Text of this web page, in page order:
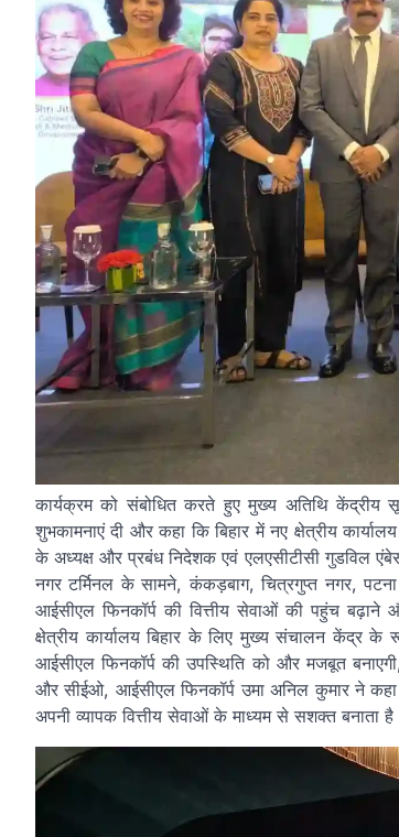
कार्यक्रम को संबोधित करते हुए मुख्य अतिथि केंद्रीय
शुभकामनाएं दी और कहा कि बिहार में नए क्षेत्रीय
के अध्यक्ष और प्रबंध निदेशक एवं एलएसीटीसी गुडविल
नगर टर्मिनल के सामने, कंकड़बाग, चित्रगुप्त नगर,
आईसीएल फिनकॉर्प की वित्तीय सेवाओं की पहुंच बढ़ाने
क्षेत्रीय कार्यालय बिहार के लिए मुख्य संचालन केंद्र के
आईसीएल फिनकॉर्प की उपस्थिति को और मजबूत
और सीईओ, आईसीएल फिनकॉर्प उमा अनिल कुमार ने कहा
अपनी व्यापक वित्तीय सेवाओं के माध्यम से सशक्त बनाता